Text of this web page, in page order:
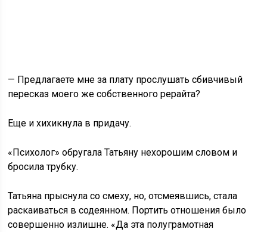
— Предлагаете мне за плату прослушать сбивчивый
пересказ моего же собственного рерайта?
Еще и хихикнула в придачу.
«Психолог» обругала Татьяну нехорошим словом и
бросила трубку.
Татьяна прыснула со смеху, но, отсмеявшись, стала
раскаиваться в содеянном. Портить отношения было
совершенно излишне. «Да эта полуграмотная